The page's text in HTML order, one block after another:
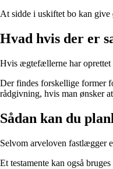
At sidde i uskiftet bo kan give
Hvad hvis der er
Hvis ægtefællerne har oprettet
Der findes forskellige former
rådgivning, hvis man ønsker
Sådan kan du
Selvom arveloven fastlægger
Et testamente kan også